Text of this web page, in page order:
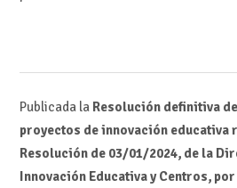
Publicada laResolución definitiva
proyectos de innovación educativa
Resolución de 03/01/2024, de la
Innovación Educativa y Centros,